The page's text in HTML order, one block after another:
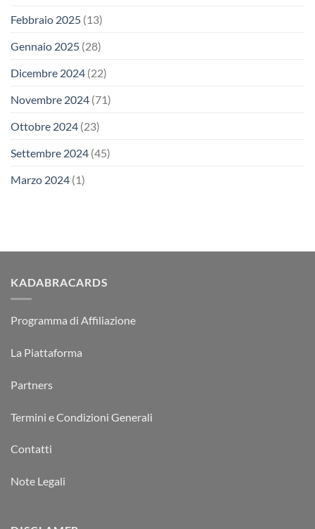
Febbraio 2025 (13)
Gennaio 2025 (28)
Dicembre 2024 (22)
Novembre 2024 (71)
Ottobre 2024 (23)
Settembre 2024 (45)
Marzo 2024 (1)
KADABRACARDS
Programma di Affiliazione
La Piattaforma
Partners
Termini e Condizioni Generali
Contatti
Note Legali